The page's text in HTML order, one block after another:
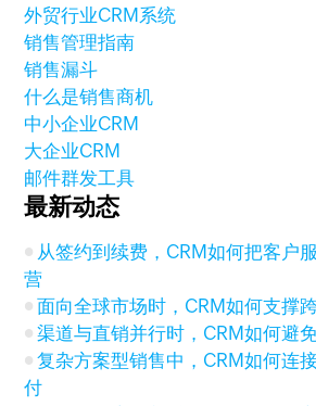
外贸行业CRM系统
销售管理指南
销售漏斗
什么是销售商机
中小企业CRM
大企业CRM
邮件群发工具
最新动态
从签约到续费，CRM如何把客户
营
面向全球市场时，CRM如何支撑
渠道与直销并行时，CRM如何避
复杂方案型销售中，CRM如何连
付